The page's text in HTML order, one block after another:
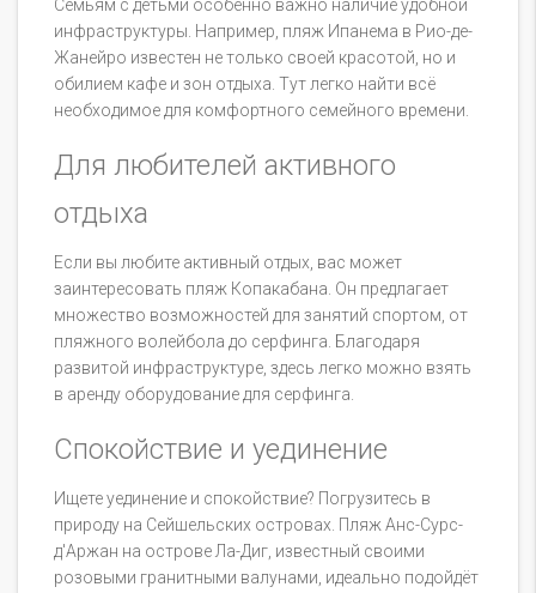
Семьям с детьми особенно важно наличие удобной
инфраструктуры. Например, пляж Ипанема в Рио-де-
Жанейро известен не только своей красотой, но и
обилием кафе и зон отдыха. Тут легко найти всё
необходимое для комфортного семейного времени.
Для любителей активного
отдыха
Если вы любите активный отдых, вас может
заинтересовать пляж Копакабана. Он предлагает
множество возможностей для занятий спортом, от
пляжного волейбола до серфинга. Благодаря
развитой инфраструктуре, здесь легко можно взять
в аренду оборудование для серфинга.
Спокойствие и уединение
Ищете уединение и спокойствие? Погрузитесь в
природу на Сейшельских островах. Пляж Анс-Сурс-
д'Аржан на острове Ла-Диг, известный своими
розовыми гранитными валунами, идеально подойдёт